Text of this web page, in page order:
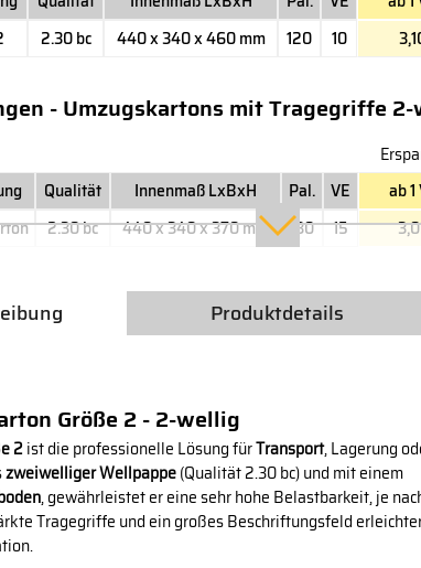
2.30 bc 440 x 340 x 460 mm 120 10
- Umzugskartons mit Tragegriffe
Qualität Innenmaß LxBxH Pal. VE ab 1
2.30 bc 440 x 340 x 370 mm 130 15
Produktdetails
Größe 2 - 2-wellig
2ist die professionelle Lösung fürTransport, Lagerung
zweiwelliger Wellpappe(Qualität 2.30 bc) und mit einem
, gewährleistet er eine sehr hohe Belastbarkeit, je
Tragegriffe und ein großes Beschriftungsfeld